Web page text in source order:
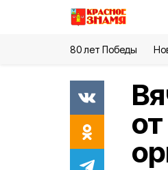
80 лет Победы